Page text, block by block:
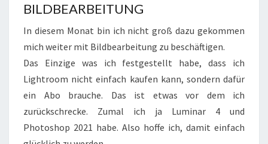
BILDBEARBEITUNG
In diesem Monat bin ich nicht groß dazu gekommen
mich weiter mit Bildbearbeitung zu beschäftigen.
Das Einzige was ich festgestellt habe, dass ich
Lightroom nicht einfach kaufen kann, sondern dafür
ein Abo brauche. Das ist etwas vor dem ich
zurückschrecke. Zumal ich ja Luminar 4 und
Photoshop 2021 habe. Also hoffe ich, damit einfach